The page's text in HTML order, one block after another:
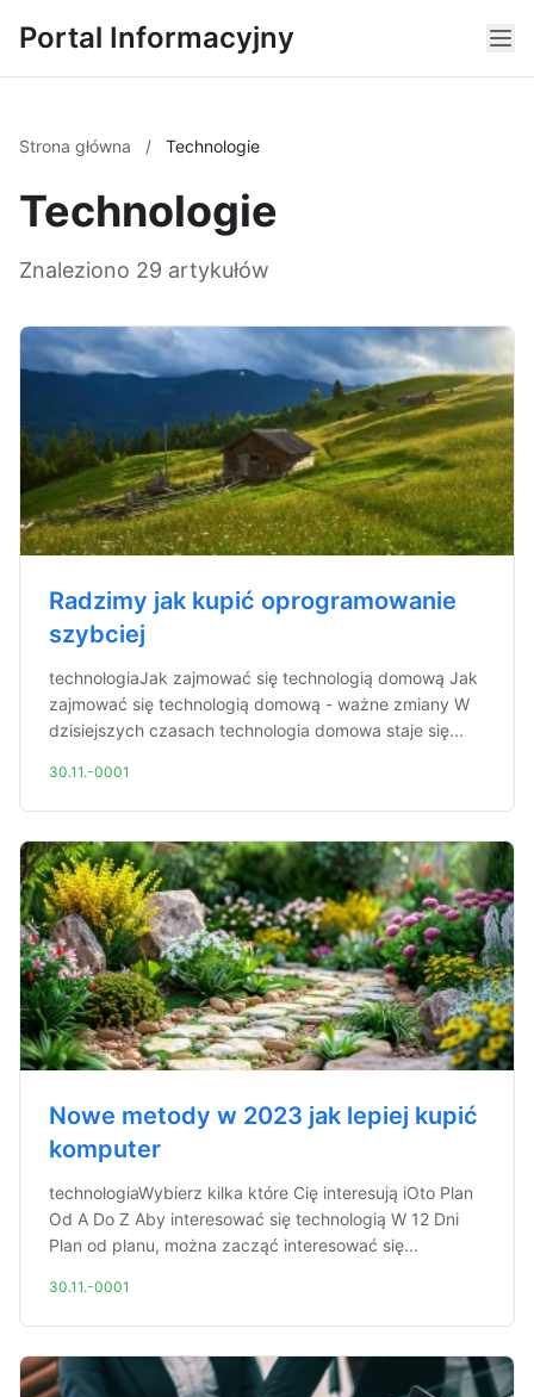
Portal Informacyjny
Strona główna / Technologie
Technologie
Znaleziono 29 artykułów
Radzimy jak kupić oprogramowanie
szybciej
technologiaJak zajmować się technologią domową Jak
zajmować się technologią domową - ważne zmiany W
dzisiejszych czasach technologia domowa staje się...
30.11.-0001
Nowe metody w 2023 jak lepiej kupić
komputer
technologiaWybierz kilka które Cię interesują iOto Plan
Od A Do Z Aby interesować się technologią W 12 Dni
Plan od planu, można zacząć interesować się...
30.11.-0001